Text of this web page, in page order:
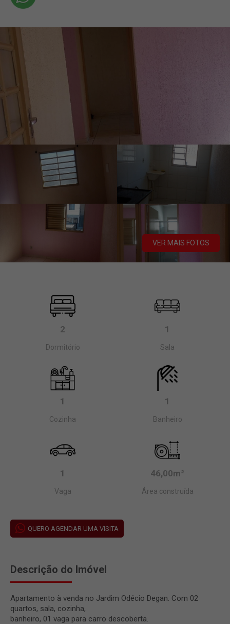
VER MAIS FOTOS
2
Dormitório
1
Sala
1
Cozinha
1
Banheiro
1
Vaga
46,00m²
Área construída
QUERO AGENDAR UMA VISITA
Descrição do Imóvel
Apartamento à venda no Jardim Odécio Degan. Com 02
quartos, sala, cozinha,
banheiro, 01 vaga para carro descoberta.